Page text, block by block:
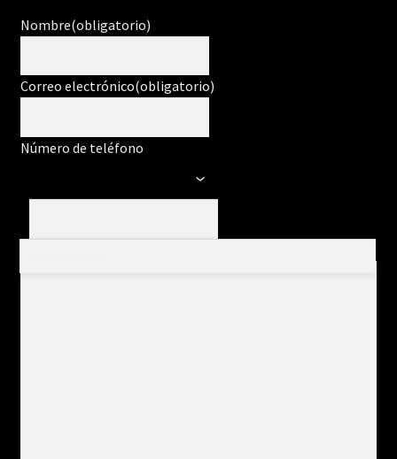
Nombre(obligatorio)
Correo electrónico(obligatorio)
Número de teléfono